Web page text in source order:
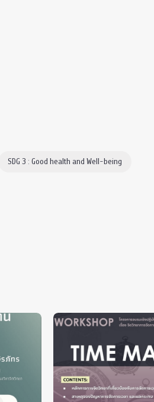
SDG 3 : Good health and Well-being